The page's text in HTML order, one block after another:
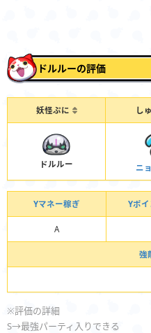
ドルルーの評価
妖怪ぷに し
ドルルー ニ
Yマネー稼ぎ Yポ
A
強
※評価の詳細
S→最強パーティ入りできる